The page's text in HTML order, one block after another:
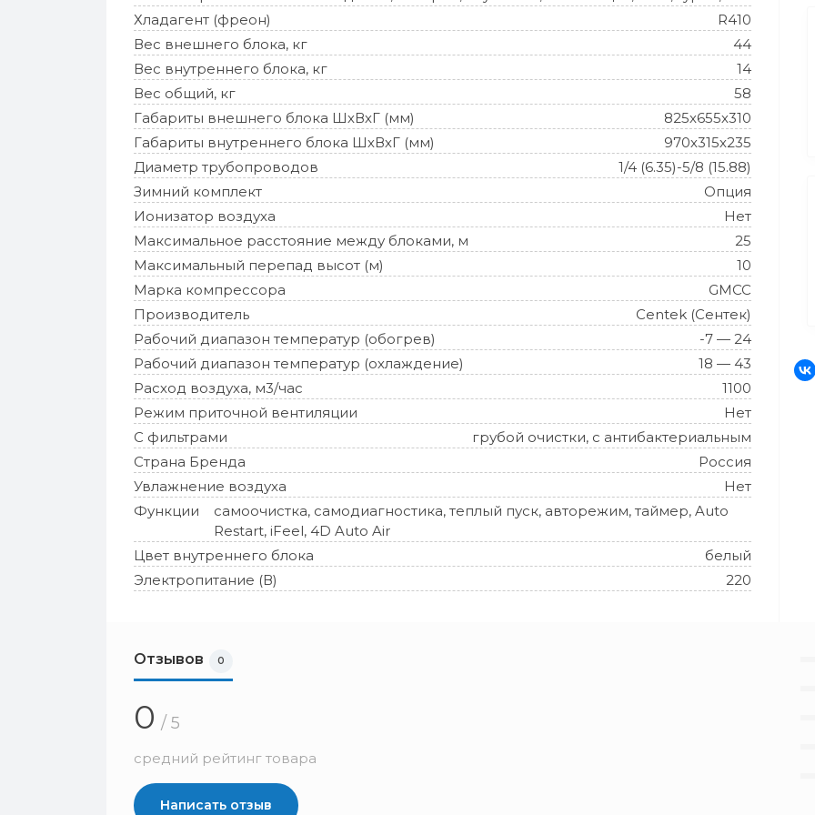
Хладагент (фреон)
R410
Вес внешнего блока, кг
44
Вес внутреннего блока, кг
14
Вес общий, кг
58
Габариты внешнего блока ШхВхГ (мм)
825х655х310
Габариты внутреннего блока ШхВхГ (мм)
970х315х235
Диаметр трубопроводов
1/4 (6.35)-5/8 (15.88)
Зимний комплект
Опция
Ионизатор воздуха
Нет
Максимальное расстояние между блоками, м
25
Максимальный перепад высот (м)
10
Марка компрессора
GMCC
Производитель
Centek (Сентек)
Рабочий диапазон температур (обогрев)
-7 — 24
Рабочий диапазон температур (охлаждение)
18 — 43
Расход воздуха, м3/час
1100
Режим приточной вентиляции
Нет
С фильтрами
грубой очистки, с антибактериальным
Страна Бренда
Россия
Увлажнение воздуха
Нет
Функции
самоочистка, самодиагностика, теплый пуск, авторежим, таймер, Auto
Restart, iFeel, 4D Auto Air
Цвет внутреннего блока
белый
Электропитание (В)
220
Отзывов 0
0 / 5
средний рейтинг товара
Написать отзыв